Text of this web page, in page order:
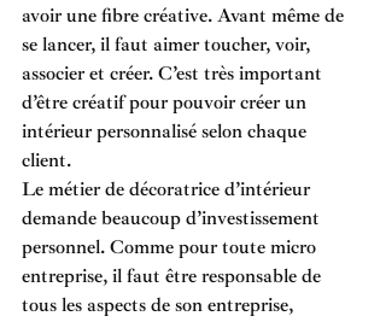
avoir une fibre créative. Avant même de
se lancer, il faut aimer toucher, voir,
associer et créer. C’est très important
d’être créatif pour pouvoir créer un
intérieur personnalisé selon chaque
client.
Le métier de décoratrice d’intérieur
demande beaucoup d’investissement
personnel. Comme pour toute micro
entreprise, il faut être responsable de
tous les aspects de son entreprise,